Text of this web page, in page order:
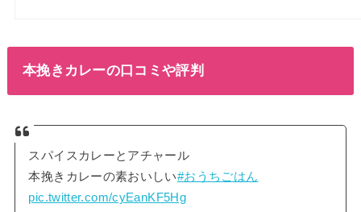
本挽きカレーの口コミや評判
スパイスカレーとアチャール
本挽きカレーの素おいしい#おうちごはん
pic.twitter.com/cyEanKF5Hg